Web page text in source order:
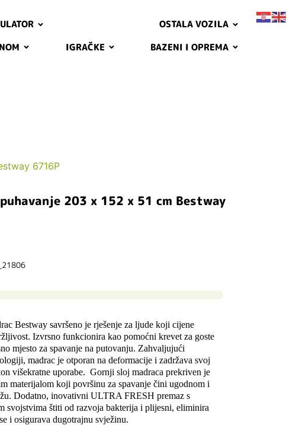
OSTALA VOZILA
IGRAČKE
BAZENI I OPREMA
6716P
203 x 152 x 51 cm Bestway
Bestway savršeno je rješenje za ljude koji cijene
Izvrsno funkcionira kao pomoćni krevet za goste
mjesto za spavanje na putovanju. Zahvaljujući
madrac je otporan na deformacije i zadržava svoj
višekratne uporabe. Gornji sloj madraca prekriven je
materijalom koji površinu za spavanje čini ugodnom i
Dodatno, inovativni ULTRA FRESH premaz s
svojstvima štiti od razvoja bakterija i plijesni, eliminira
i osigurava dugotrajnu svježinu.